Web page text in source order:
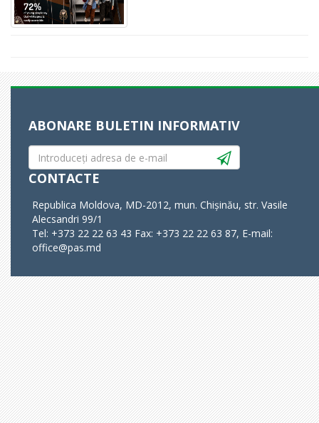
ABONARE BULETIN INFORMATIV
CONTACTE
Republica Moldova, MD-2012, mun. Chișinău, str. Vasile
Alecsandri 99/1
Tel: +373 22 22 63 43 Fax: +373 22 22 63 87, E-mail:
office@pas.md